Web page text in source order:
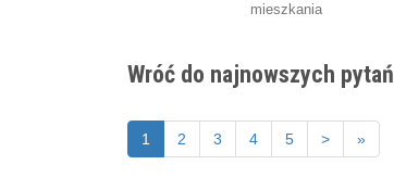
mieszkania
Wróć do najnowszych pytań
1 2 3 4 5 > »